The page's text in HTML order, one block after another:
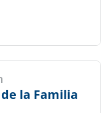
la Familia